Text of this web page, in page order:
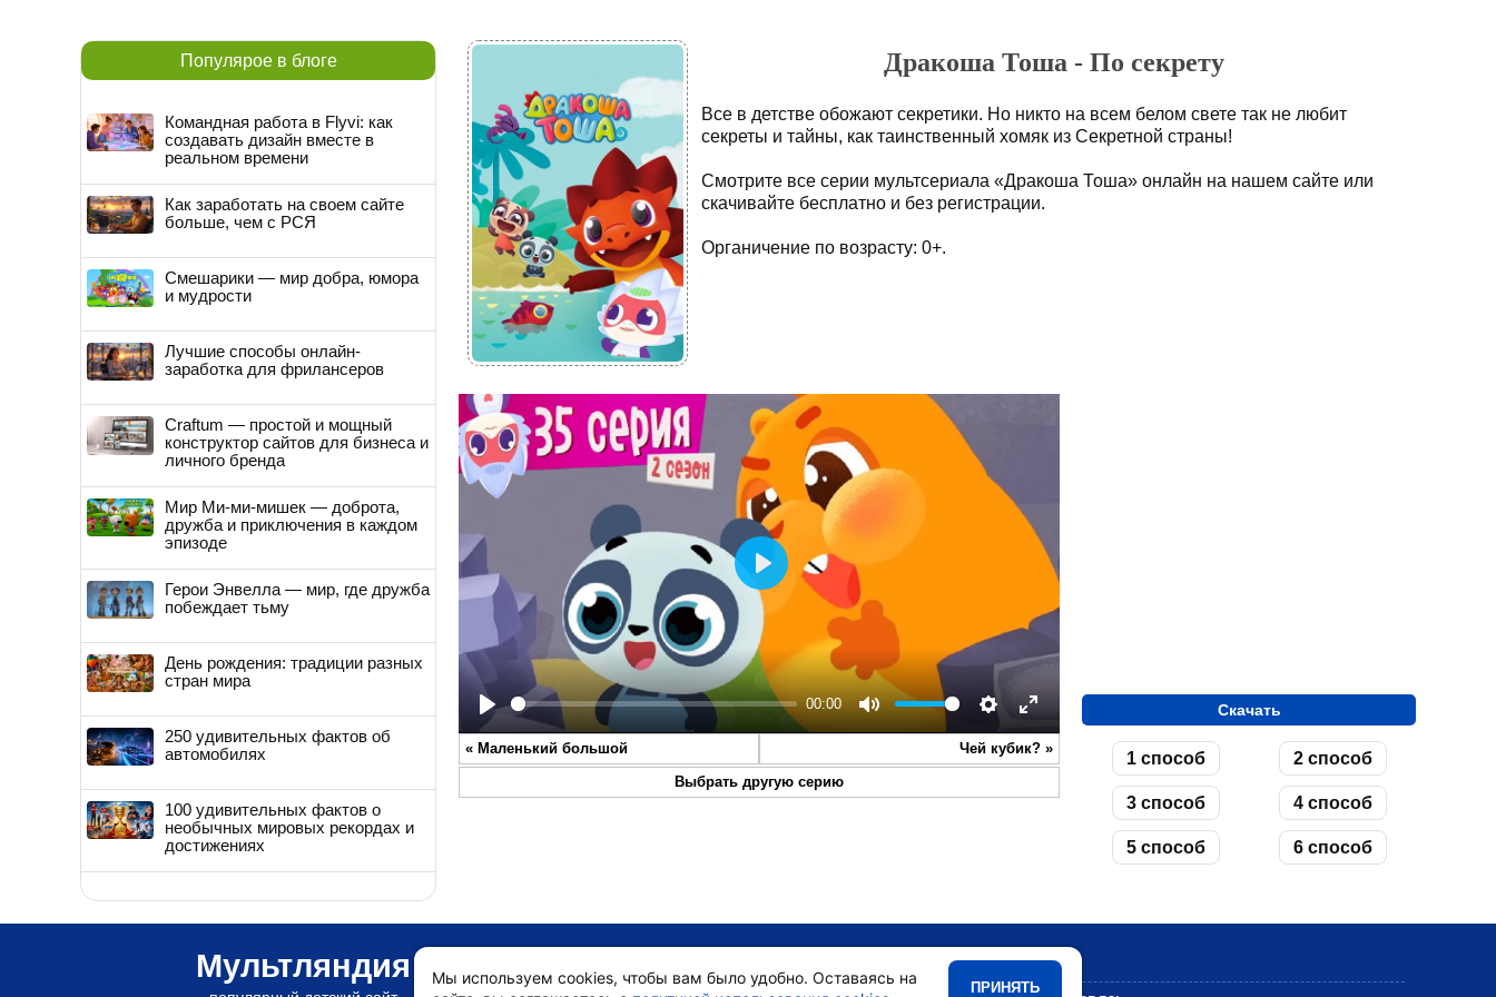
Дракоша Тоша - По секрету
Все в детстве обожают секретики. Но никто на всем белом свете так не любит
секреты и тайны, как таинственный хомяк из Секретной страны!
Смотрите все серии мультсериала «Дракоша Тоша» онлайн на нашем сайте или
скачивайте бесплатно и без регистрации.
Органичение по возрасту: 0+.
Play
00:00
Mute Settings
Enter
fullscreen
Play
« Маленький большой Чей кубик? »
Выбрать другую серию
Скачать
1 способ 2 способ
3 способ 4 способ
5 способ 6 способ
Популярое в блоге
Командная работа в Flyvi: как
создавать дизайн вместе в
реальном времени
Как заработать на своем сайте
больше, чем с РСЯ
Смешарики — мир добра, юмора
и мудрости
Лучшие способы онлайн-
заработка для фрилансеров
Craftum — простой и мощный
конструктор сайтов для бизнеса и
личного бренда
Мир Ми-ми-мишек — доброта,
дружба и приключения в каждом
эпизоде
Герои Энвелла — мир, где дружба
побеждает тьму
День рождения: традиции разных
стран мира
250 удивительных фактов об
автомобилях
100 удивительных фактов о
необычных мировых рекордах и
достижениях
Мультляндия •Мультики
Мы используем cookies, чтобы вам было удобно. Оставаясь на
ПРИНЯТЬ